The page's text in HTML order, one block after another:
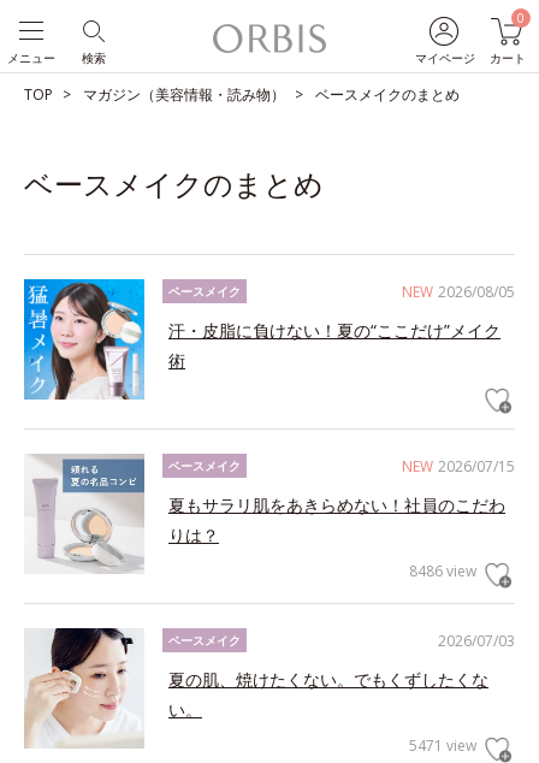
マイページ
0
カート
検索
メニュー
TOP マガジン（美容情報・読み物） ベースメイクのまとめ
ベースメイクのまとめ
NEW 2026/08/05
ベースメイク
汗・皮脂に負けない！夏の“ここだけ”メイク
術
NEW 2026/07/15
ベースメイク
夏もサラリ肌をあきらめない！社員のこだわ
りは？
8486 view
2026/07/03
ベースメイク
夏の肌、焼けたくない。でもくずしたくな
い。
5471 view